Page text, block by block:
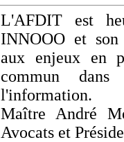
L'AFDIT est
INNOOO et
aux enjeux en
commun
l'information.
Maître André
Avocats et